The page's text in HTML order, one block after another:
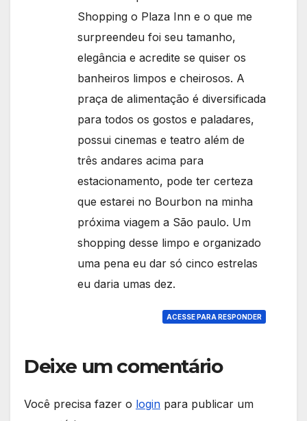
Shopping o Plaza Inn e o que me
surpreendeu foi seu tamanho,
elegância e acredite se quiser os
banheiros limpos e cheirosos. A
praça de alimentação é diversificada
para todos os gostos e paladares,
possui cinemas e teatro além de
três andares acima para
estacionamento, pode ter certeza
que estarei no Bourbon na minha
próxima viagem a São paulo. Um
shopping desse limpo e organizado
uma pena eu dar só cinco estrelas
eu daria umas dez.
ACESSE PARA RESPONDER
Deixe um comentário
Você precisa fazer o login para publicar um